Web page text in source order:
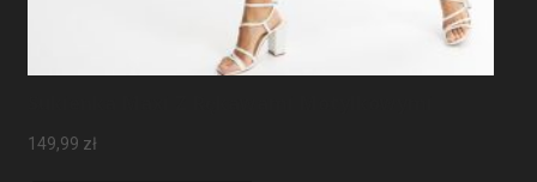
149,99 zł